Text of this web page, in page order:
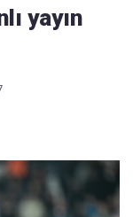
yayın